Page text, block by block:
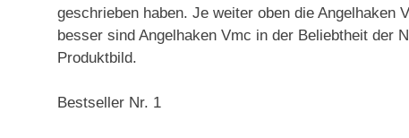
geschrieben haben. Je weiter oben die
besser sind Angelhaken Vmc in der Beliebtheit der
Produktbild.
Bestseller Nr. 1